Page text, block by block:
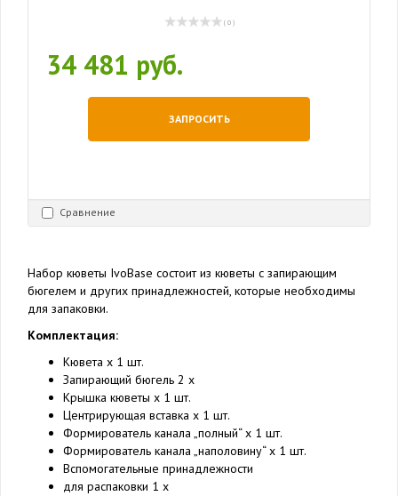
( 0 )
34 481 руб.
ЗАПРОСИТЬ
Сравнение
Набор кюветы IvoBase состоит из кюветы с запирающим
бюгелем и других принадлежностей, которые необходимы
для запаковки.
Комплектация:
Кювета x 1 шт.
Запирающий бюгель 2 x
Крышка кюветы x 1 шт.
Центрирующая вставка x 1 шт.
Формирователь канала „полный“ x 1 шт.
Формирователь канала „наполовину“ x 1 шт.
Вспомогательные принадлежности
для распаковки 1 x